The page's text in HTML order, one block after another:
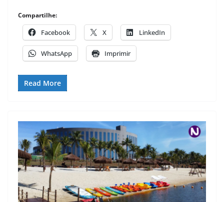
Compartilhe:
Facebook X LinkedIn
WhatsApp Imprimir
Read More